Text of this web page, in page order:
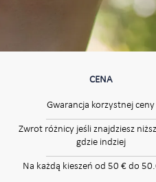
CENA
Gwarancja korzystnej ceny
Zwrot różnicy jeśli znajdziesz
gdzie indziej
Na każdą kieszeń od 50 € do